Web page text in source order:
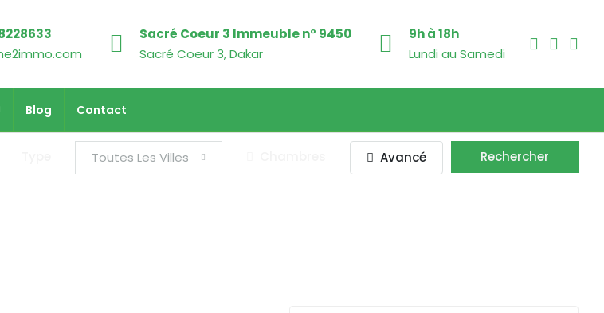
Sacré Coeur 3 Immeuble n° 9450
Sacré Coeur 3, Dakar
9h à 18h
Lundi au Samedi
Blog Contact
Toutes Les Villes Avancé Rechercher